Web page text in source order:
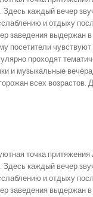
каждый вечер
и отдыху
заведения выдержан
посетители
проходят
и музыкальные
всех возрастов.
точка
каждый вечер
и отдыху
заведения выдержан